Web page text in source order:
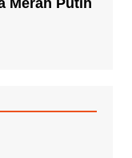
Merah Putih